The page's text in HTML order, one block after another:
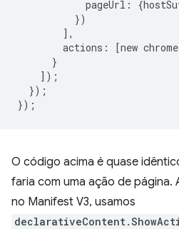
pageUrl : {
})
],
actions : [new chrome
}
]);
});
});
O código acima é quase
faria com uma ação de página.
no Manifest V3, usamos